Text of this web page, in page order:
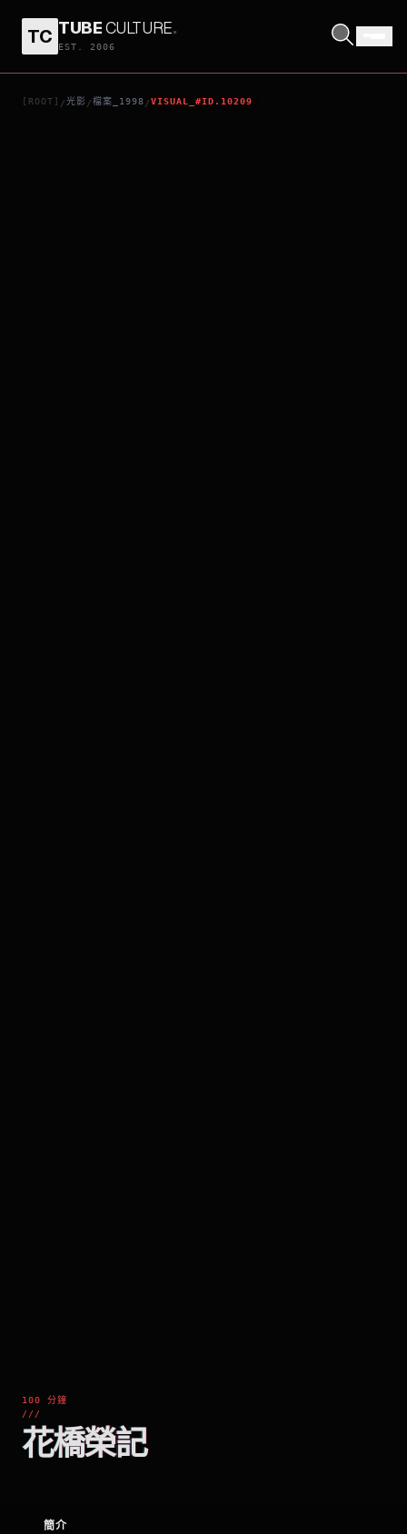
TC TUBECULTURE.
EST. 2006
[ROOT] /光影 /檔案_1998 /VISUAL_#ID.10209
100 分鐘
///
花橋榮記
花橋榮記
簡介